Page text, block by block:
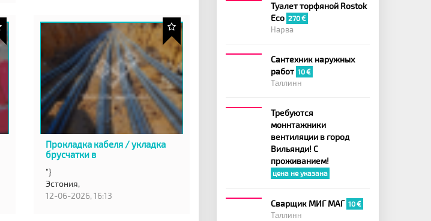
Прокладка кабеля / укладка
брусчатки в
"}
Эстония,
12-06-2026, 16:13
Туалет торфяной Rostok
Eco 270
Нарва
Сантехник наружных
работ 10
Таллинн
Требуются
моннтажники
вентиляции в город
Вильянди! С
проживанием!
цена не указана
Сварщик МИГ МАГ 10
Таллинн